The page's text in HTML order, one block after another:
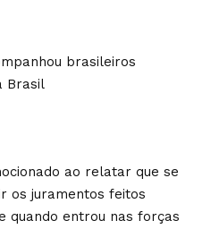
brasileiros
Brasil
ao relatar que se
os juramentos feitos
quando entrou nas forças